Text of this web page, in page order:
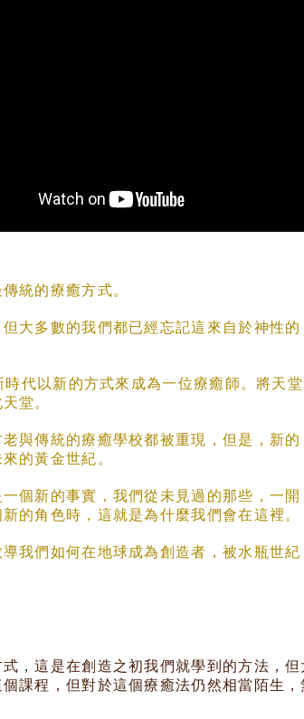
統的療癒方式。
大多數的我們都已經忘記這來自於神性的
代以新的方式來成為一位療癒師。將天堂
堂。
與傳統的療癒學校都被重現，但是，新的
的黃金世紀。
個新的事實，我們從未見過的那些，一開
的角色時，這就是為什麼我們會在這裡。
我們如何在地球成為創造者，被水瓶世紀
，這是在創造之初我們就學到的方法，
課程，但對於這個療癒法仍然相當陌生